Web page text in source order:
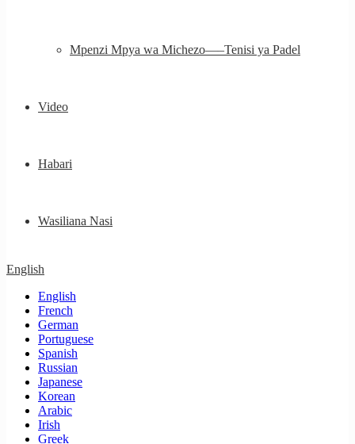
Mpenzi Mpya wa Michezo—–Tenisi ya Padel
Video
Habari
Wasiliana Nasi
English
English
French
German
Portuguese
Spanish
Russian
Japanese
Korean
Arabic
Irish
Greek